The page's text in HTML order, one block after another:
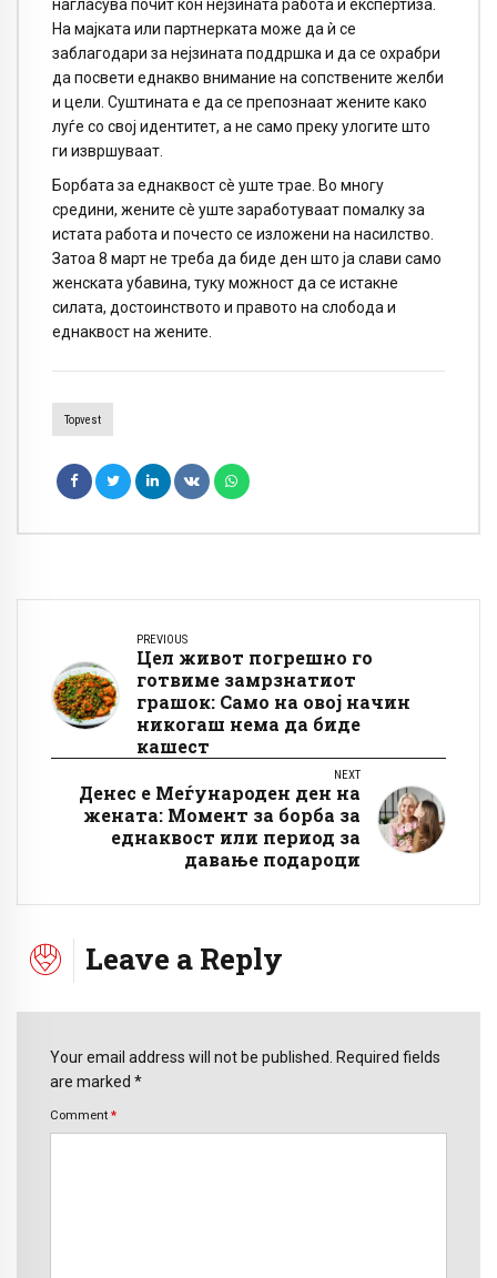
нагласува почит кон нејзината работа и експертиза.
На мајката или партнерката може да ѝ се
заблагодари за нејзината поддршка и да се охрабри
да посвети еднакво внимание на сопствените желби
и цели. Суштината е да се препознаат жените како
луѓе со свој идентитет, а не само преку улогите што
ги извршуваат.
Борбата за еднаквост сè уште трае. Во многу
средини, жените сè уште заработуваат помалку за
истата работа и почесто се изложени на насилство.
Затоа 8 март не треба да биде ден што ја слави само
женската убавина, туку можност да се истакне
силата, достоинството и правото на слобода и
еднаквост на жените.
Topvest
PREVIOUS
Цел живот погрешно го
готвиме замрзнатиот
грашок: Само на овој начин
никогаш нема да биде
кашест
NEXT
Денес е Меѓународен ден на
жената: Момент за борба за
еднаквост или период за
давање подароци
Leave a Reply
Your email address will not be published. Required fields
are marked *
Comment *